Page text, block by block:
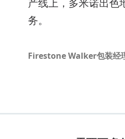
产线上，多米诺出色
务。
Firestone Walker包装经